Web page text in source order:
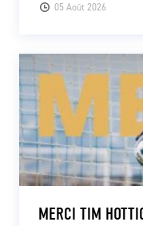
05 Août 2026
MERCI TIM